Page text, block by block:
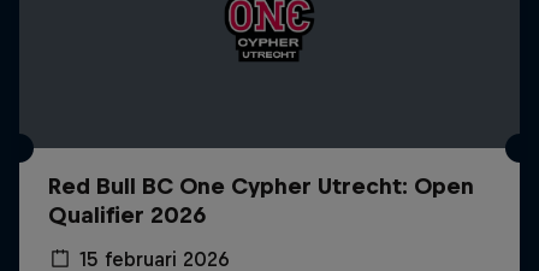
Red Bull BC One Cypher Utrecht: Open
Qualifier 2026
15 februari 2026